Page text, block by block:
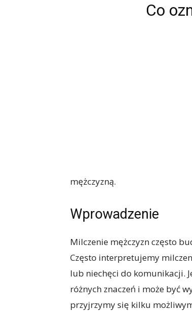
Co
mężczyzną.
Wprowadzenie
Milczenie mężczyzn często
Często interpretujemy
lub niechęci do komunikacji.
różnych znaczeń i może być
przyjrzymy się kilku